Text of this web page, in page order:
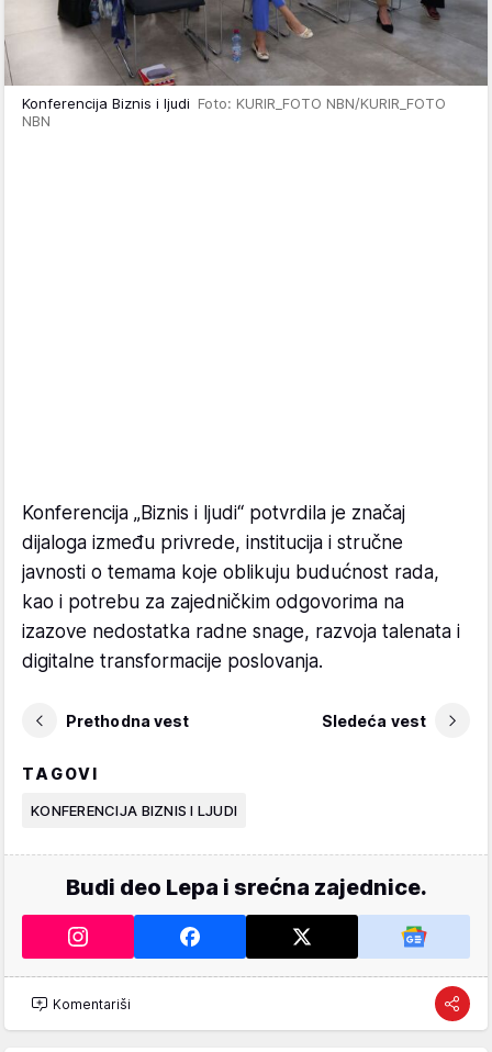
Konferencija Biznis i ljudi Foto: KURIR_FOTO NBN/KURIR_FOTO
NBN
Konferencija „Biznis i ljudi“ potvrdila je značaj
dijaloga između privrede, institucija i stručne
javnosti o temama koje oblikuju budućnost rada,
kao i potrebu za zajedničkim odgovorima na
izazove nedostatka radne snage, razvoja talenata i
digitalne transformacije poslovanja.
Prethodna vest Sledeća vest
TAGOVI
KONFERENCIJA BIZNIS I LJUDI
Budi deo Lepa i srećna zajednice.
Komentariši